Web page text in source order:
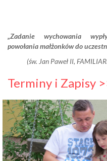
„Zadanie wychowania
powołaniamałżonków do
(św. Jan Paweł II,
Terminy i Zapisy